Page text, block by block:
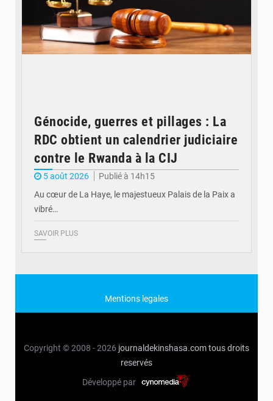
Génocide, guerres et pillages : La
RDC obtient un calendrier judiciaire
contre le Rwanda à la CIJ
5 août 2026
Publié à 14h15
Au cœur de La Haye, le majestueux Palais de la Paix a
vibré…
SAVOIR PLUS
Mentions legales
Copyright © 2008 - 2026 journaldekinshasa.comtous droits
reservés
Développé par